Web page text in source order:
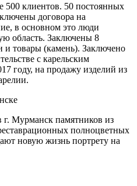
500 клиентов. 50 постоянных
договора на
в основном это люди
область. Заключены 8
и товары (камень). Заключено
с карельским
году, на продажу изделий из
Мурманск памятников из
полноцветных
новую жизнь портрету на